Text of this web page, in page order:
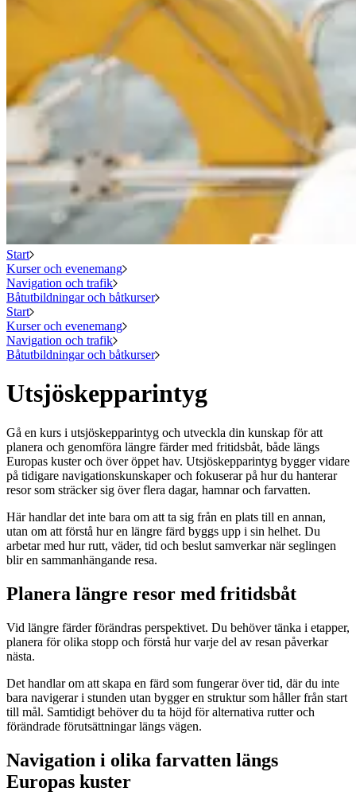
Start
Kurser och evenemang
Navigation och trafik
Båtutbildningar och båtkurser
Start
Kurser och evenemang
Navigation och trafik
Båtutbildningar och båtkurser
Utsjöskepparintyg
Gå en kurs i utsjöskepparintyg och utveckla din kunskap för att
planera och genomföra längre färder med fritidsbåt, både längs
Europas kuster och över öppet hav. Utsjöskepparintyg bygger vidare
på tidigare navigationskunskaper och fokuserar på hur du hanterar
resor som sträcker sig över flera dagar, hamnar och farvatten.
Här handlar det inte bara om att ta sig från en plats till en annan,
utan om att förstå hur en längre färd byggs upp i sin helhet. Du
arbetar med hur rutt, väder, tid och beslut samverkar när seglingen
blir en sammanhängande resa.
Planera längre resor med fritidsbåt
Vid längre färder förändras perspektivet. Du behöver tänka i etapper,
planera för olika stopp och förstå hur varje del av resan påverkar
nästa.
Det handlar om att skapa en färd som fungerar över tid, där du inte
bara navigerar i stunden utan bygger en struktur som håller från start
till mål. Samtidigt behöver du ta höjd för alternativa rutter och
förändrade förutsättningar längs vägen.
Navigation i olika farvatten längs
Europas kuster